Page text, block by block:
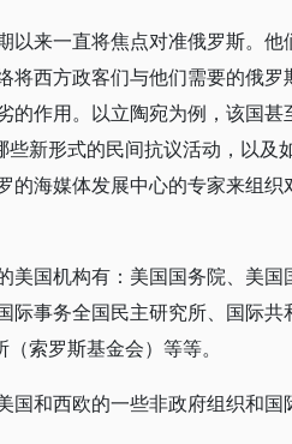
以来一直将焦点对准俄罗斯。
将西方政客们与他们需要的俄
的作用。以立陶宛为例，该国
些新形式的民间抗议活动，以及
海媒体发展中心的专家来组织
美国机构有：美国国务院、美
际事务全国民主研究所、国际
索罗斯基金会）等等。
和西欧的一些非政府组织和国